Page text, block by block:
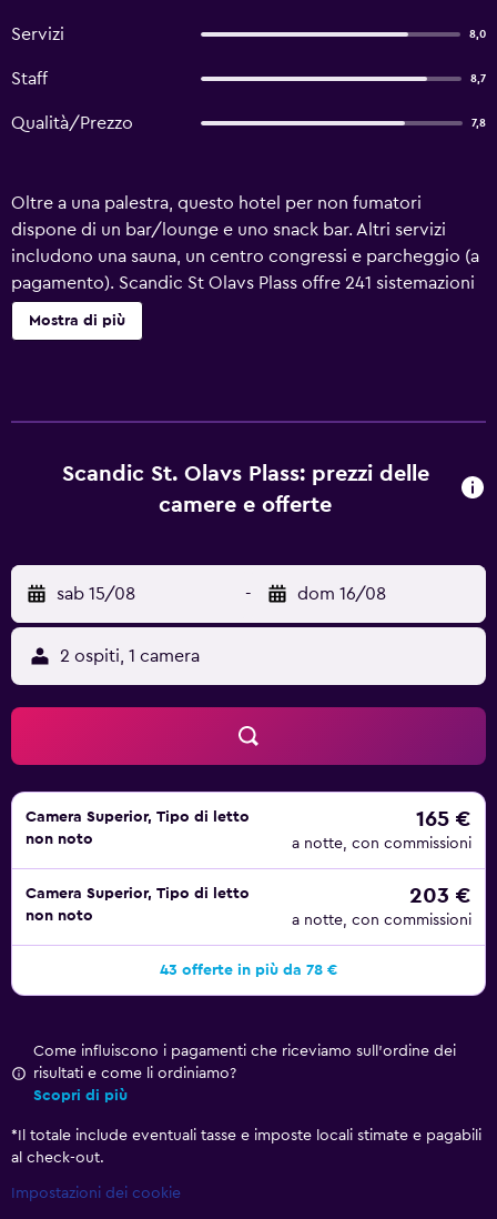
Servizi 8,0
Staff 8,7
Qualità/Prezzo 7,8
Oltre a una palestra, questo hotel per non fumatori
dispone di un bar/lounge e uno snack bar. Altri servizi
includono una sauna, un centro congressi e parcheggio (a
pagamento). Scandic St Olavs Plass offre 241 sistemazioni
con asciugacapelli e tende oscuranti. Le TV trasmettono
canali in digitale. I bagni sono dotati di doccia. Le pulizie
Mostra di più
Scandic St. Olavs Plass: prezzi delle
camere e offerte
sab 15/08 - dom 16/08
2 ospiti, 1 camera
Camera Superior, Tipo di letto
non noto
165 €
a notte, con commissioni
Camera Superior, Tipo di letto
non noto
203 €
a notte, con commissioni
43 offerte in più da 78 €
Come influiscono i pagamenti che riceviamo sull'ordine dei
risultati e come li ordiniamo?
Scopri di più
* Il totale include eventuali tasse e imposte locali stimate e pagabili
al check-out.
Impostazioni dei cookie